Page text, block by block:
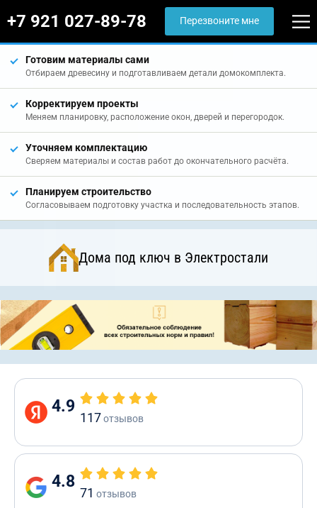
+7 921 027-89-78 Перезвоните мне
Готовим материалы сами
Отбираем древесину и подготавливаем детали домокомплекта.
Корректируем проекты
Меняем планировку, расположение окон, дверей и перегородок.
Уточняем комплектацию
Сверяем материалы и состав работ до окончательного расчёта.
Планируем строительство
Согласовываем подготовку участка и последовательность этапов.
Дома под ключ в Электростали
4.9
117отзывов
4.8
71 отзывов